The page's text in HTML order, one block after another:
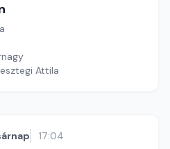
Attila
17:04